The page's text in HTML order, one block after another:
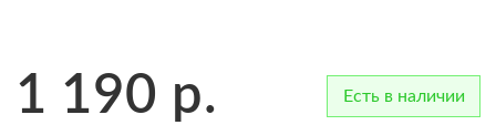
1 190 р. Есть в наличии